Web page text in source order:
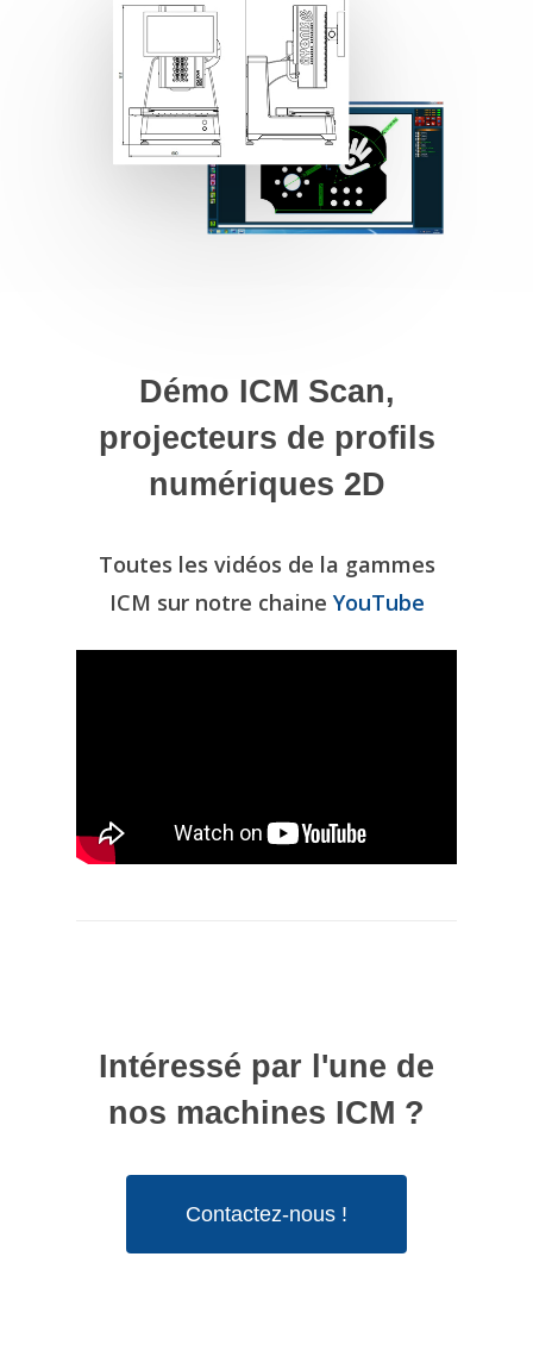
Démo ICM Scan,
projecteurs de profils
numériques 2D
Toutes les vidéos de la gammes
ICM sur notre chaine YouTube
Intéressé par l'une de
nos machines ICM ?
Contactez-nous !